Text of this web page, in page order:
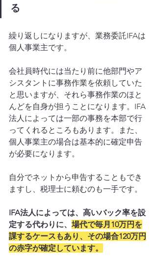
る
繰り返しになりますが、業務委託IFAは
個人事業主です。
会社員時代には当たり前に他部門やア
シスタントに事務作業を依頼していた
と思いますが、それら事務作業のほと
んどを自身が担うことになります。IFA
法人によっては一部の事務を本部で行
ってくれるところもあります。また、
個人事業主の場合は基本的に確定申告
が必要になります。
自分でネットから申告することもでき
ますし、税理士に頼むのも一手です。
IFA法人によっては、高いバック率を設
定する代わりに、 場代で毎月10万円を
課するケースもあり、その場合120万円
の赤字が確定しています。